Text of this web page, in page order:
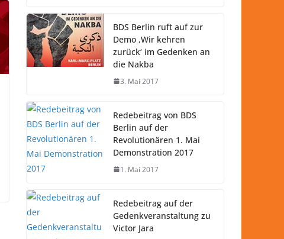
BDS Berlin ruft auf zur
Demo ‚Wir kehren
zurück‘ im Gedenken an
die Nakba
3. Mai 2017
Redebeitrag von BDS
Berlin auf der
Revolutionären 1. Mai
Demonstration 2017
1. Mai 2017
Redebeitrag auf der
Gedenkveranstaltung zu
Victor Jara